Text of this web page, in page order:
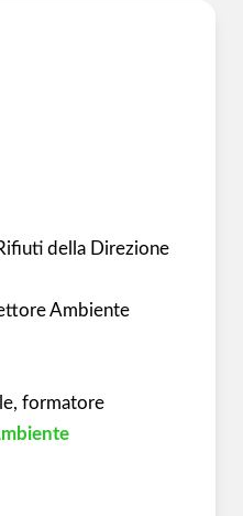
della Direzione
Ambiente
formatore